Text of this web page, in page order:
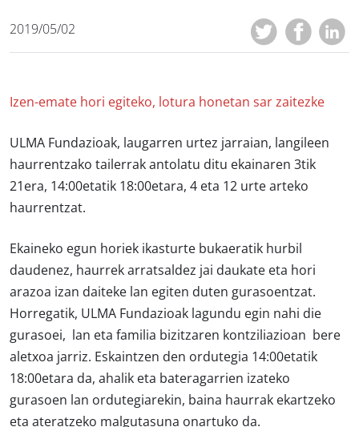
2019/05/02
Izen-emate hori egiteko, lotura honetan sar zaitezke
ULMA Fundazioak, laugarren urtez jarraian, langileen
haurrentzako tailerrak antolatu ditu ekainaren 3tik
21era, 14:00etatik 18:00etara, 4 eta 12 urte arteko
haurrentzat.
Ekaineko egun horiek ikasturte bukaeratik hurbil
daudenez, haurrek arratsaldez jai daukate eta hori
arazoa izan daiteke lan egiten duten gurasoentzat.
Horregatik, ULMA Fundazioak lagundu egin nahi die
gurasoei, lan eta familia bizitzaren kontziliazioan bere
aletxoa jarriz. Eskaintzen den ordutegia 14:00etatik
18:00etara da, ahalik eta bateragarrien izateko
gurasoen lan ordutegiarekin, baina haurrak ekartzeko
eta ateratzeko malgutasuna onartuko da.